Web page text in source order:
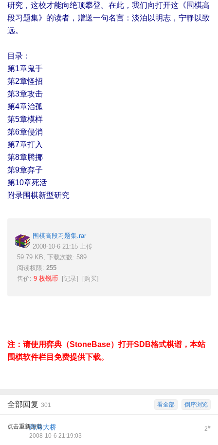
研究，这校才能向绝顶攀登。在此，我们向打开这《围棋高
段习题集》的读者，赠送一句名言：淡泊以明志，宁静以致
远。
目录：
第1章鬼手
第2章怪招
第3章攻击
第4章治孤
第5章模样
第6章侵消
第7章打入
第8章腾挪
第9章弃子
第10章死活
附录围棋新型研究
围棋高段习题集.rar
2008-10-6 21:15 上传
59.79 KB, 下载次数: 589
阅读权限: 255
售价: 9 枚锐币 [记录] [购买]
注：请使用弈典（StoneBase）打开SDB格式棋谱，本站
围棋软件栏目免费提供下载。
倒序浏览
看全部
全部回复 301
点击重新加载 2#
跨海大桥
2008-10-6 21:19:03